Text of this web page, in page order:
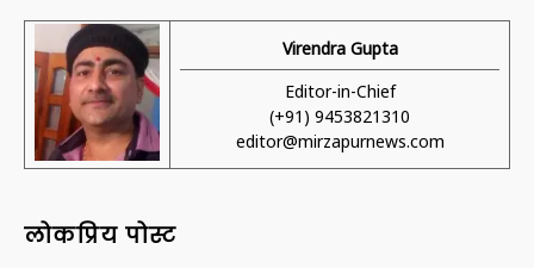
Virendra Gupta
Editor-in-Chief
(+91) 9453821310
editor@mirzapurnews.com
लोकप्रिय पोस्ट